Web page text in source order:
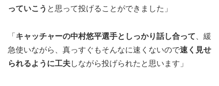
っていこう と思って投げることができました」
「 キャッチャーの中村悠平選手としっかり話し合って 、緩
急使いながら、真っすぐもそんなに速くないので速く見せ
られるように工夫しながら投げられたと思います」